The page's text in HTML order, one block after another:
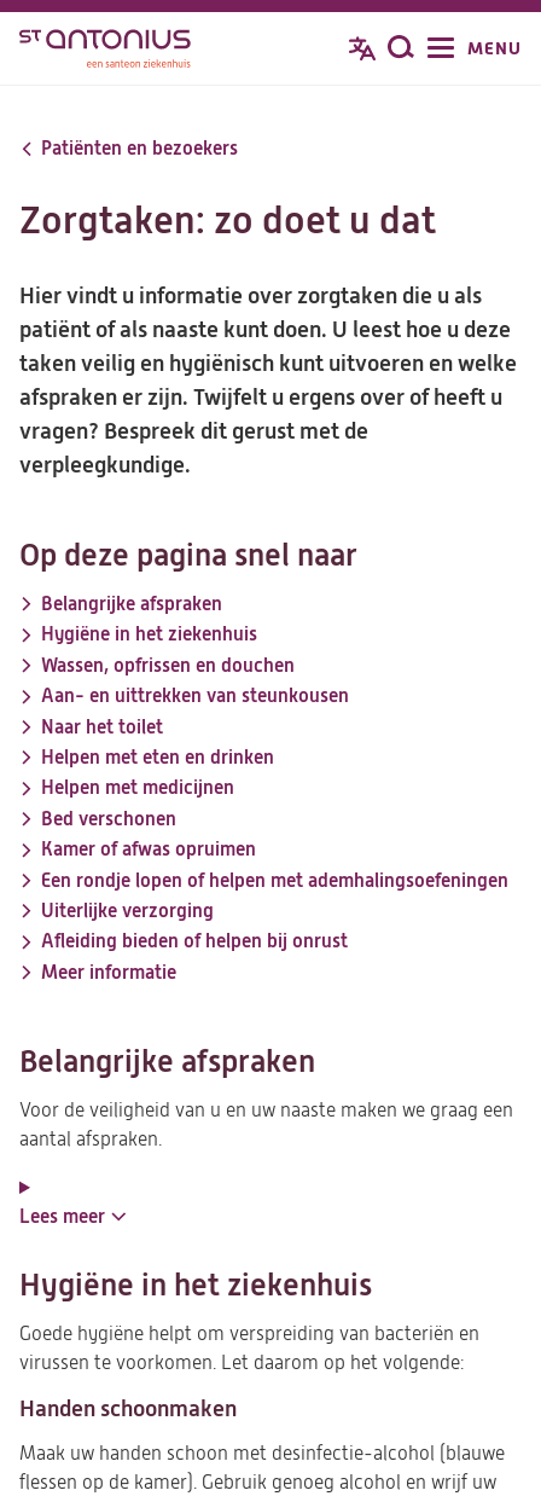
Overslaan
inhoud
Zoeken
MENU
Patiënten en bezoekers
Zorgtaken: zo doet u dat
Hier vindt u informatie over zorgtaken die u als
patiënt of als naaste kunt doen. U leest hoe u deze
taken veilig en hygiënisch kunt uitvoeren en welke
afspraken er zijn. Twijfelt u ergens over of heeft u
vragen? Bespreek dit gerust met de
verpleegkundige.
Op deze pagina snel naar
Belangrijke afspraken
Hygiëne in het ziekenhuis
Wassen, opfrissen en douchen
Aan- en uittrekken van steunkousen
Naar het toilet
Helpen met eten en drinken
Helpen met medicijnen
Bed verschonen
Kamer of afwas opruimen
Een rondje lopen of helpen met ademhalingsoefeningen
Uiterlijke verzorging
Afleiding bieden of helpen bij onrust
Meer informatie
Belangrijke afspraken
Voor de veiligheid van u en uw naaste maken we graag een
aantal afspraken.
Lees meer
Hygiëne in het ziekenhuis
Goede hygiëne helpt om verspreiding van bacteriën en
virussen te voorkomen. Let daarom op het volgende:
Handen schoonmaken
Maak uw handen schoon met desinfectie-alcohol (blauwe
flessen op de kamer). Gebruik genoeg alcohol en wrijf uw